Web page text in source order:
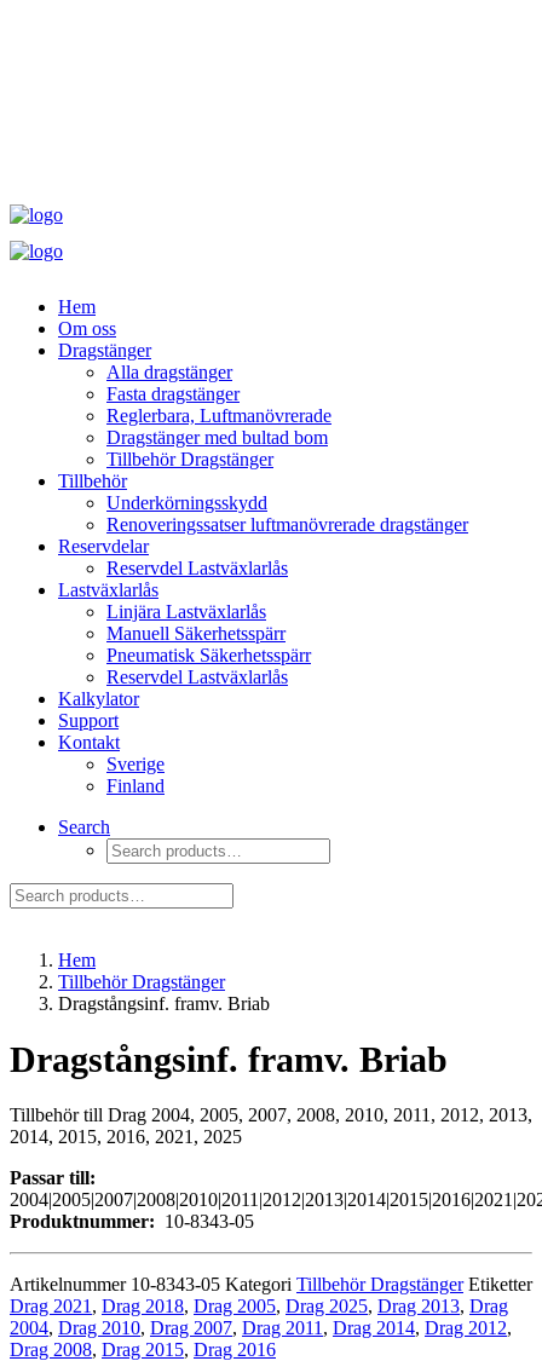
Hem
Om oss
Dragstänger
Alla dragstänger
Fasta dragstänger
Reglerbara, Luftmanövrerade
Dragstänger med bultad bom
Tillbehör Dragstänger
Tillbehör
Underkörningsskydd
Renoveringssatser luftmanövrerade dragstänger
Reservdelar
Reservdel Lastväxlarlås
Lastväxlarlås
Linjära Lastväxlarlås
Manuell Säkerhetsspärr
Pneumatisk Säkerhetsspärr
Reservdel Lastväxlarlås
Kalkylator
Support
Kontakt
Sverige
Finland
Search
Hem
Tillbehör Dragstänger
Dragstångsinf. framv. Briab
Dragstångsinf. framv. Briab
Tillbehör till Drag 2004, 2005, 2007, 2008, 2010, 2011, 2012, 2013,
2014, 2015, 2016, 2021, 2025
Passar till:
Produktnummer: 10-8343-05
Artikelnummer 10-8343-05 Kategori Tillbehör Dragstänger Etiketter
Drag 2021 , Drag 2018, Drag 2005, Drag 2025, Drag 2013, Drag
2004, Drag 2010, Drag 2007, Drag 2011 , Drag 2014, Drag 2012,
Drag 2008, Drag 2015, Drag 2016